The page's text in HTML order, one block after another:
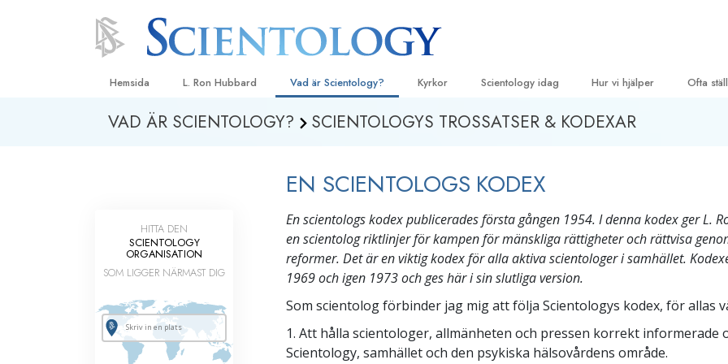
Hemsida L. Ron Hubbard Vad är Scientology?
Trossatser och religiösa bruk
Vad scientologer säger om
Scientology
Träffa en scientolog
Inne i en Kyrka
Scientologys grundprinciper
En introduktion till Dianetics
Kärlek och hat –
Vad är storhet?
Kyrkor
Hitta en kyrka
Avancerade organisationer
Flag Land Base
Freewinds
Att få ut Scientology till världen
Scientology idag
Invigningar
David Miscavige – Scientologys
kyrklige ledare
Hur vi hjälper
Vägen till lycka
Narconon
Sanningen om droger
Kommittén för mänskliga
Scientologys frivilligpastorer
Ofta
VAD ÄR SCIENTOLOGY? SCIENTOLOGYS TROSSATSER & KODEXAR
EN SCIENTOLOGS KODEX
En scientologs kodex publicerades första gången 1954. I denna kodex ger L.
en scientolog riktlinjer för kampen för mänskliga rättigheter och rättvisa
reformer. Det är en viktig kodex för alla aktiva scientologer i samhället.
1969 och igen 1973 och ges här i sin slutliga version.
Som scientolog förbinder jag mig att följa Scientologys kodex, för allas
1. Att hålla scientologer, allmänheten och pressen korrekt informerade
Scientology, samhället och den psykiska hälsovårdens område.
HITTA DEN
SCIENTOLOGY
ORGANISATION
SOM LIGGER NÄRMAST DIG